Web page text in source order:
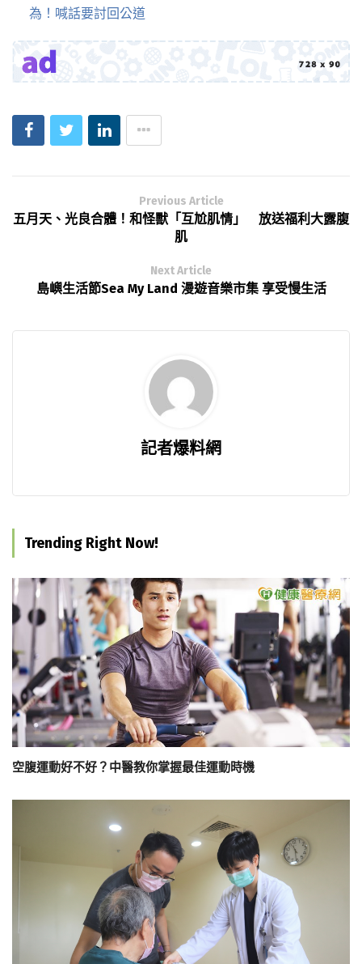
為！喊話要討回公道
Previous Article
五月天、光良合體！和怪獸「互尬肌情」 放送福利大露腹
肌
Next Article
島嶼生活節Sea My Land 漫遊音樂市集 享受慢生活
記者爆料網
Trending Right Now!
空腹運動好不好？中醫教你掌握最佳運動時機